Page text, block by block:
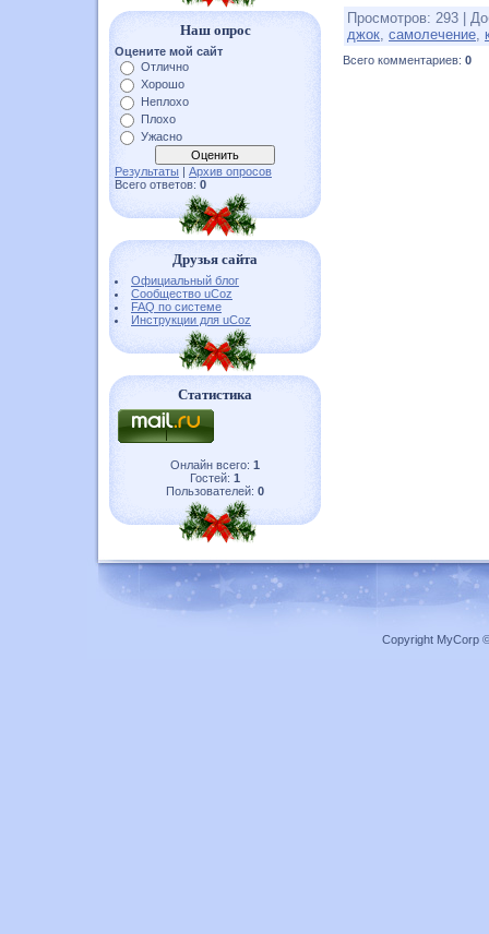
Наш опрос
Оцените мой сайт
Отлично
Хорошо
Неплохо
Плохо
Ужасно
Результаты | Архив опросов
Всего ответов: 0
Друзья сайта
Официальный блог
Сообщество uCoz
FAQ по системе
Инструкции для uCoz
Статистика
Онлайн всего: 1
Гостей: 1
Пользователей: 0
Просмотров: 293
джок, самолечение,
Всего комментариев: 0
Copyright MyCorp